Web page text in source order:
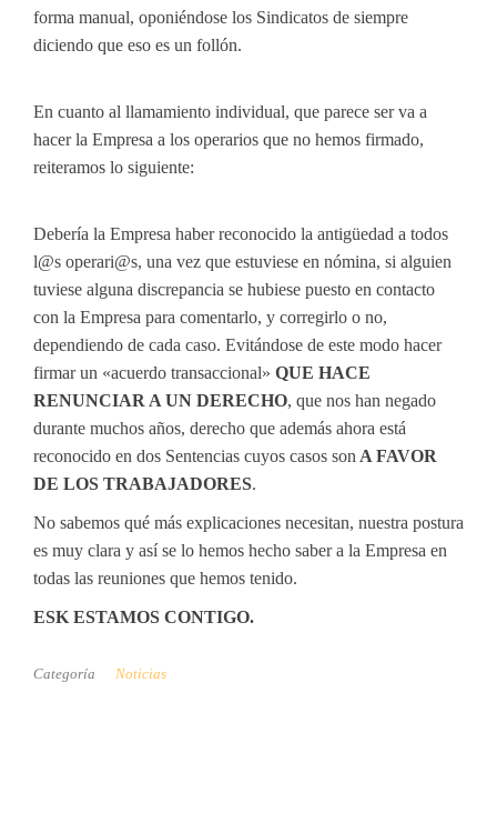
forma manual, oponiéndose los Sindicatos de siempre
diciendo que eso es un follón.
En cuanto al llamamiento individual, que parece ser va a
hacer la Empresa a los operarios que no hemos firmado,
reiteramos lo siguiente:
Debería la Empresa haber reconocido la antigüedad a todos
l@s operari@s, una vez que estuviese en nómina, si alguien
tuviese alguna discrepancia se hubiese puesto en contacto
con la Empresa para comentarlo, y corregirlo o no,
dependiendo de cada caso. Evitándose de este modo hacer
firmar un «acuerdo transaccional» QUE HACE
RENUNCIAR A UN DERECHO, que nos han negado
durante muchos años, derecho que además ahora está
reconocido en dos Sentencias cuyos casos son A FAVOR
DE LOS TRABAJADORES.
No sabemos qué más explicaciones necesitan, nuestra postura
es muy clara y así se lo hemos hecho saber a la Empresa en
todas las reuniones que hemos tenido.
ESK ESTAMOS CONTIGO.
Categoría Noticias